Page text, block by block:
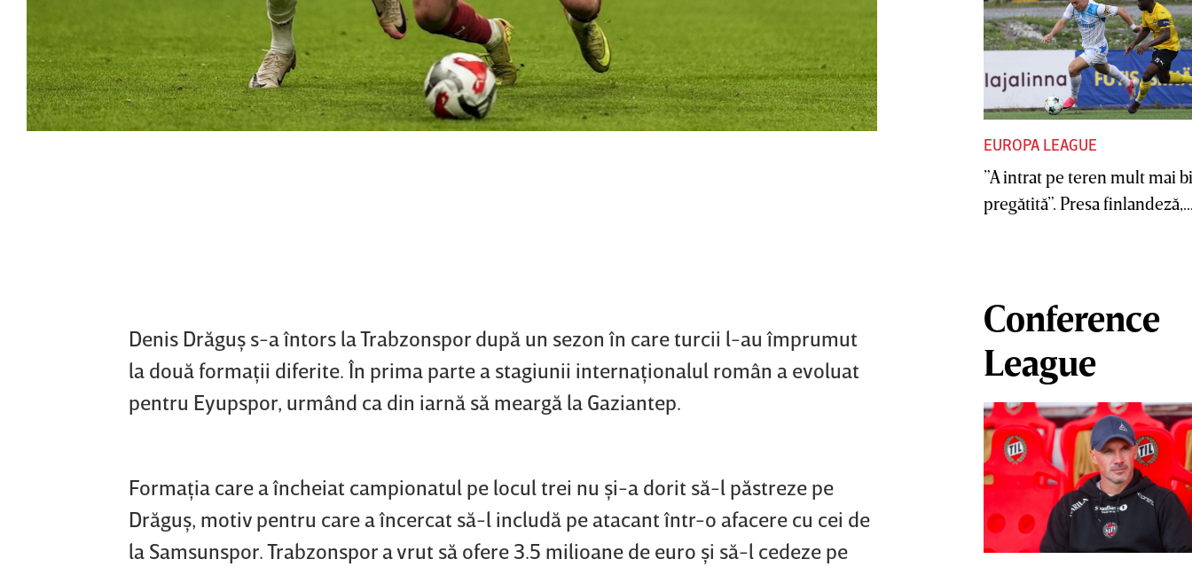
Denis Drăguş s-a întors la Trabzonspor după un sezon în care turcii l-au împrumut
la două formaţii diferite. În prima parte a stagiunii internaţionalul român a evoluat
pentru Eyupspor, urmând ca din iarnă să meargă la Gaziantep.
Formaţia care a încheiat campionatul pe locul trei nu şi-a dorit să-l păstreze pe
Drăguş, motiv pentru care a încercat să-l includă pe atacant într-o afacere cu cei de
la Samsunspor. Trabzonspor a vrut să ofere 3.5 milioane de euro şi să-l cedeze pe
EUROPA LEAGUE
”A intrat pe teren mult mai
pregătită”. Presa
Conference
League